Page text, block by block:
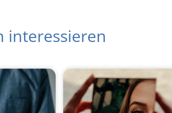
interessieren